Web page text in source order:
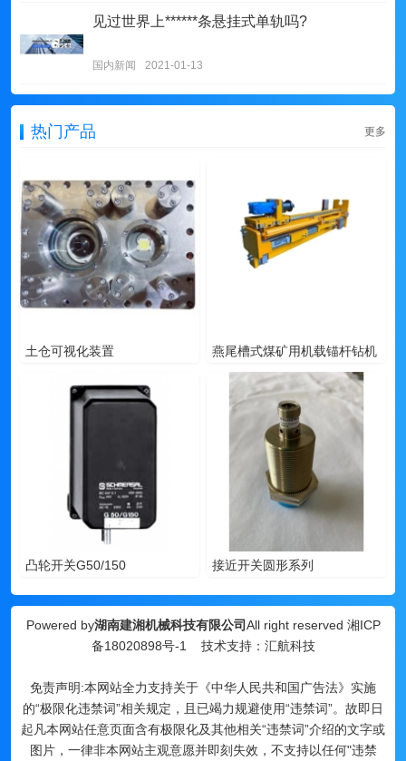
见过世界上******条悬挂式单轨吗?
国内新闻 2021-01-13
热门产品 更多
土仓可视化装置 燕尾槽式煤矿用机载锚杆钻机
凸轮开关G50/150 接近开关圆形系列
Powered by湖南建湘机械科技有限公司All right reserved 湘ICP
备18020898号-1
技术支持：汇航科技
免责声明:本网站全力支持关于《中华人民共和国广告法》实施
的“极限化违禁词”相关规定，且已竭力规避使用“违禁词”。故即日
起凡本网站任意页面含有极限化及其他相关“违禁词”介绍的文字或
图片，一律非本网站主观意愿并即刻失效，不支持以任何"违禁